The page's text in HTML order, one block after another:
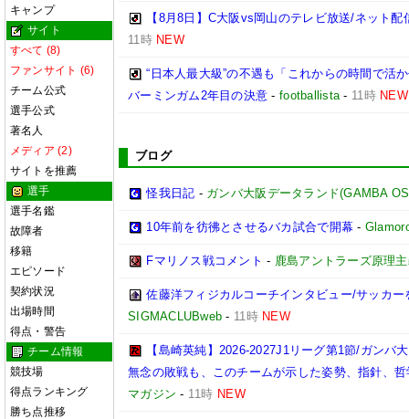
キャンプ
サイト
すべて (8)
ファンサイト (6)
チーム公式
選手公式
著名人
メディア (2)
サイトを推薦
選手
選手名鑑
故障者
移籍
エピソード
契約状況
出場時間
得点・警告
チーム情報
競技場
得点ランキング
勝ち点推移
【8月8日】C大阪vs岡山のテレビ放送/ネット
11時 NEW
“日本人最大級”の不遇も「これからの時間で活
バーミンガム2年目の決意 -footballista- 11時 NEW
ブログ
怪我日記 - ガンバ大阪データランド(GAMBA
10年前を彷彿とさせるバカ試合で開幕 -
Fマリノス戦コメント - 鹿島アントラーズ原理
佐藤洋フィジカルコーチインタビュー/サッカ
SIGMACLUBweb - 11時 NEW
【島崎英純】2026-2027J1リーグ第1節/ガンバ
無念の敗戦も、このチームが示した姿勢、指針、哲
マガジン - 11時 NEW